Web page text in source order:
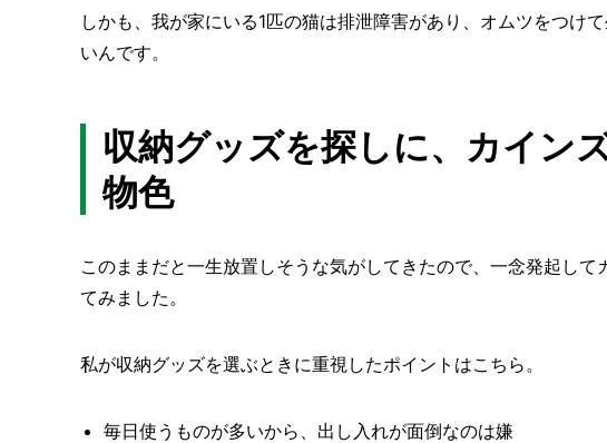
しかも、我が家にいる1匹の猫は排泄障害があり、オムツをつけ
いんです。
収納グッズを探しに、カイン
物色
このままだと一生放置しそうな気がしてきたので、一念発起して
てみました。
私が収納グッズを選ぶときに重視したポイントはこちら。
毎日使うものが多いから、出し入れが面倒なのは嫌